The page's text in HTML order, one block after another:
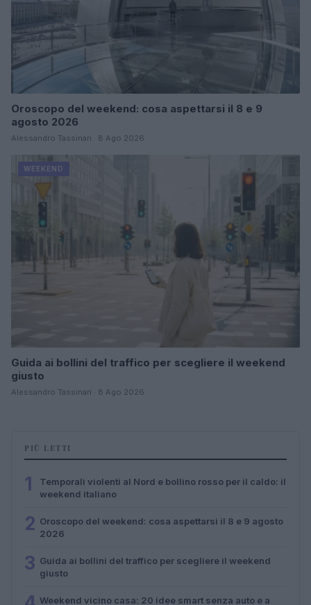
Oroscopo del weekend: cosa aspettarsi il 8 e 9
agosto 2026
Alessandro Tassinari · 8 Ago 2026
WEEKEND
Guida ai bollini del traffico per scegliere il weekend
giusto
Alessandro Tassinari · 8 Ago 2026
PIÙ LETTI
1
Temporali violenti al Nord e bollino rosso per il caldo: il
weekend italiano
2 Oroscopo del weekend: cosa aspettarsi il 8 e 9 agosto
2026
3 Guida ai bollini del traffico per scegliere il weekend
giusto
Weekend vicino casa: 20 idee smart senza auto e a